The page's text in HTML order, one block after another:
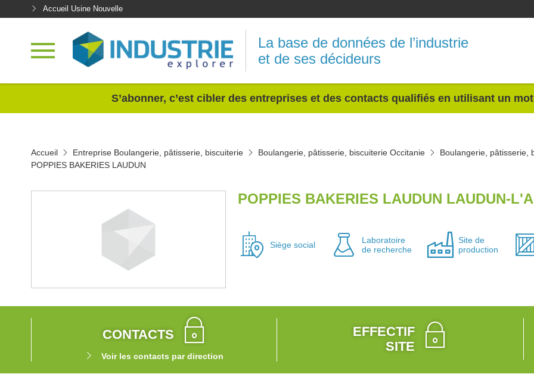
Accueil Usine Nouvelle
La base de données de l’industrie
et de ses décideurs
S’abonner, c’est cibler des entreprises et des contacts qualifiés en utilisant un
Accueil Entreprise Boulangerie, pâtisserie, biscuiterie Boulangerie, pâtisserie, biscuiterie Occitanie
Boulangerie, pâtisserie,
POPPIES BAKERIES LAUDUN
POPPIES BAKERIES LAUDUN LAUDUN-
Siège social
Laboratoire
de recherche
Site de
production
CONTACTS
Voir les contacts par direction
EFFECTIF
SITE